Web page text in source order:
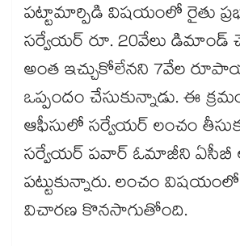
పట్టామార్పిడి విషయంలో రైతు
సర్వేయర్ రూ. 20వేలు
అంత ఇచ్చుకోలేనని 7వేల
ఒప్పందం చేసుకున్నాడు. ఈ
ఆఫీసులో సర్వేయర్ లంచం
సర్వేయర్ పవార్ ఓమాజీని ఏసీబీ
పట్టుకున్నారు. లంచం
విచారణ కొనసాగుతోంది.